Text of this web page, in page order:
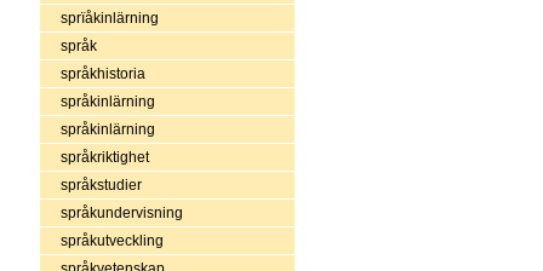
sprïåkinlärning
språk
språkhistoria
språkinlärning
språkinlärning
språkriktighet
språkstudier
språkundervisning
språkutveckling